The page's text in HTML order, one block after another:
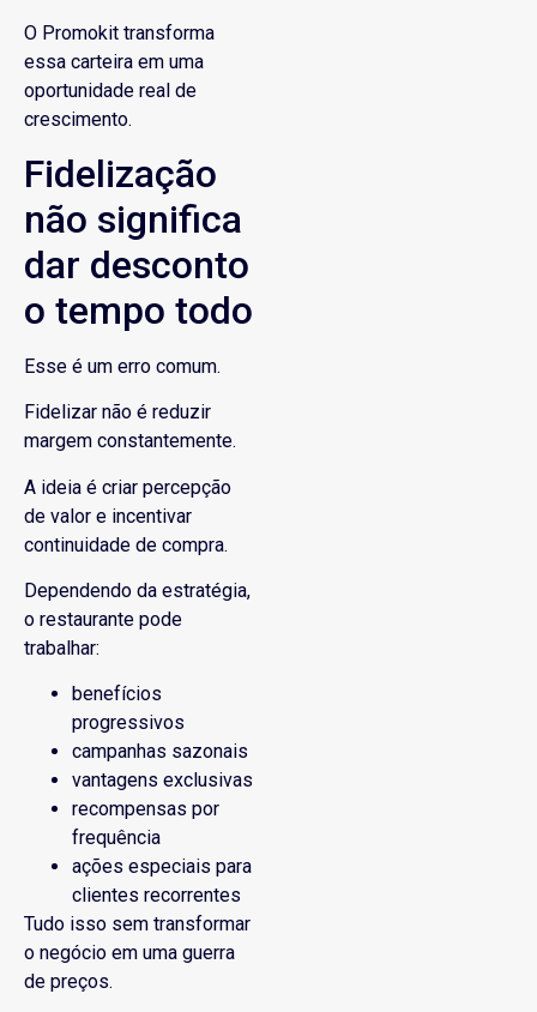
O Promokit transforma
essa carteira em uma
oportunidade real de
crescimento.
Fidelização
não significa
dar desconto
o tempo todo
Esse é um erro comum.
Fidelizar não é reduzir
margem constantemente.
A ideia é criar percepção
de valor e incentivar
continuidade de compra.
Dependendo da estratégia,
o restaurante pode
trabalhar:
benefícios
progressivos
campanhas sazonais
vantagens exclusivas
recompensas por
frequência
ações especiais para
clientes recorrentes
Tudo isso sem transformar
o negócio em uma guerra
de preços.